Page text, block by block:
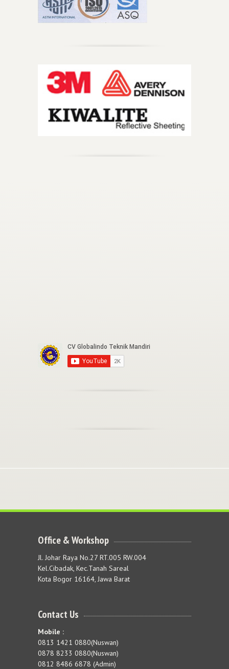
Office & Workshop
Jl. Johar Raya No.27 RT.005 RW.004
Kel.Cibadak, Kec.Tanah Sareal
Kota Bogor 16164, Jawa Barat
Contact Us
Mobile :
0813 1421 0880(Nuswan)
0878 8233 0880(Nuswan)
0812 8486 6878 (Admin)